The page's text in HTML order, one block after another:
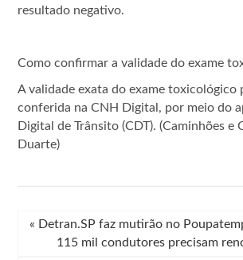
resultado negativo.
Como confirmar a validade do exame
A validade exata do exame toxicológico
conferida na CNH Digital, por meio do
Digital de Trânsito (CDT). (Caminhões e
Duarte)
« Detran.SP faz mutirão no
115 mil condutores precisam